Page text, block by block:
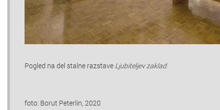
Pogled na del stalne razstave Ljubiteljev zaklad
foto: Borut Peterlin, 2020